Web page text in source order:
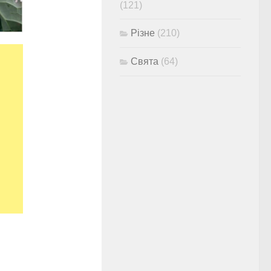
(121)
Різне (210)
Свята (64)